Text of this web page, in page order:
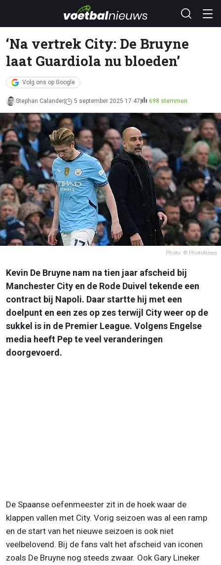
‘Na vertrek City: De Bruyne
laat Guardiola nu bloeden’
Volg ons op Google
Stephan Calander 5 september 2025 17:47 698 stemmen
Photo: © PhotoNews
Kevin De Bruyne nam na tien jaar afscheid bij
Manchester City en de Rode Duivel tekende een
contract bij Napoli. Daar startte hij met een
doelpunt en een zes op zes terwijl City weer op de
sukkel is in de Premier League. Volgens Engelse
media heeft Pep te veel veranderingen
doorgevoerd.
De Spaanse oefenmeester zit in de hoek waar de
klappen vallen met City. Vorig seizoen was al een ramp
en de start van het nieuwe seizoen is ook niet
veelbelovend. Bij de fans valt het afscheid van iconen
zoals De Bruyne nog steeds zwaar. Ook Gary Lineker